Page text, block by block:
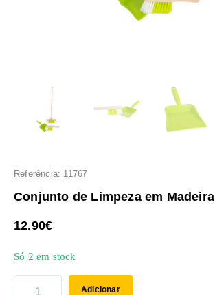
Referência: 11767
Conjunto de Limpeza em Madeira
12.90€
Só 2 em stock
Adicionar